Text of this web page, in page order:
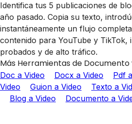
Identifica tus 5 publicaciones de
año pasado. Copia su texto,
instantáneamente un flujo
contenido para YouTube y TikTok,
probados y de alto tráfico.
Más Herramientas de
Doc a Video Docx a Video Pdf
Video
Guion a Video Texto a
Blog a Video
Documento a